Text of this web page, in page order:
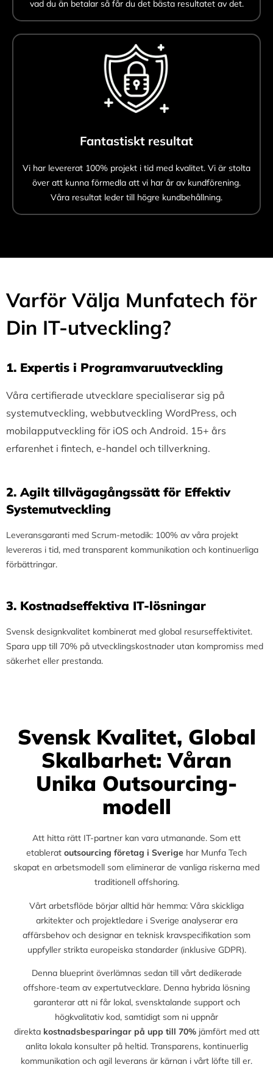
vad du än betalar så får du det bästa resultatet av det.
Fantastiskt resultat
Vi har levererat 100% projekt i tid med kvalitet. Vi är stolta
över att kunna förmedla att vi har år av kundförening.
Våra resultat leder till högre kundbehållning.
Varför Välja Munfatech för
Din IT-utveckling?
1.⁠ ⁠Expertis i Programvaruutveckling
Våra certifierade utvecklare specialiserar sig på
systemutveckling, webbutveckling WordPress, och
mobilapputveckling för iOS och Android. 15+ års
erfarenhet i fintech, e-handel och tillverkning.
2.⁠ ⁠Agilt tillvägagångssätt för Effektiv
Systemutveckling
Leveransgaranti med Scrum-metodik: 100% av våra projekt
levereras i tid, med transparent kommunikation och kontinuerliga
förbättringar.
3.⁠ ⁠Kostnadseffektiva IT-lösningar
Svensk designkvalitet kombinerat med global resurseffektivitet.
Spara upp till 70% på utvecklingskostnader utan kompromiss med
säkerhet eller prestanda.
Svensk Kvalitet, Global
Skalbarhet: Våran
Unika Outsourcing-
modell
Att hitta rätt IT-partner kan vara utmanande. Som ett
etablerat outsourcing företag i Sverige har Munfa Tech
skapat en arbetsmodell som eliminerar de vanliga riskerna med
traditionell offshoring.
Vårt arbetsflöde börjar alltid här hemma: Våra skickliga
arkitekter och projektledare i Sverige analyserar era
affärsbehov och designar en teknisk kravspecifikation som
uppfyller strikta europeiska standarder (inklusive GDPR).
Denna blueprint överlämnas sedan till vårt dedikerade
offshore-team av expertutvecklare. Denna hybrida lösning
garanterar att ni får lokal, svensktalande support och
högkvalitativ kod, samtidigt som ni uppnår
direkta kostnadsbesparingar på upp till 70%jämfört med att
anlita lokala konsulter på heltid. Transparens, kontinuerlig
kommunikation och agil leverans är kärnan i vårt löfte till er.